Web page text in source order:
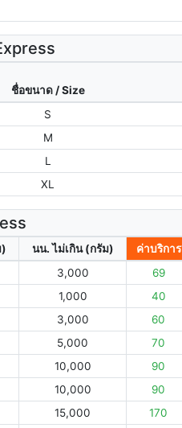
ชื่อขนาด / Size
S
M
L
XL
นน. ไม่เกิน (กรัม)
ค่าบริการ
3,000
69
1,000
40
3,000
60
5,000
70
10,000
90
10,000
90
15,000
170